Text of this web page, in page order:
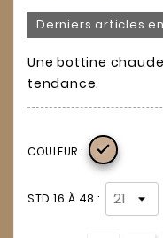
Derniers articles
Une bottine
tendance.
COULEUR : 
STD 16 À 48 :